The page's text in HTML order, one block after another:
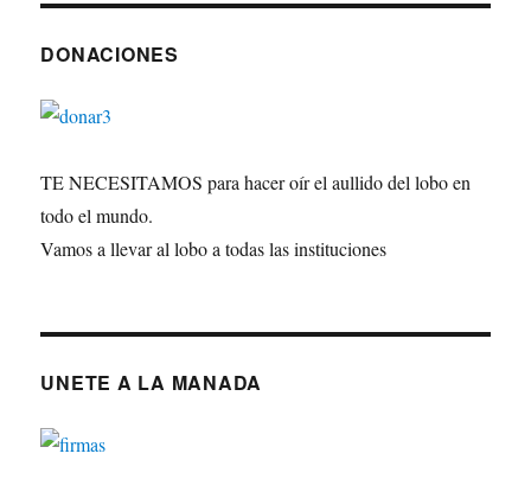
DONACIONES
TE NECESITAMOS para hacer oír el aullido del lobo en
todo el mundo.
Vamos a llevar al lobo a todas las instituciones
UNETE A LA MANADA